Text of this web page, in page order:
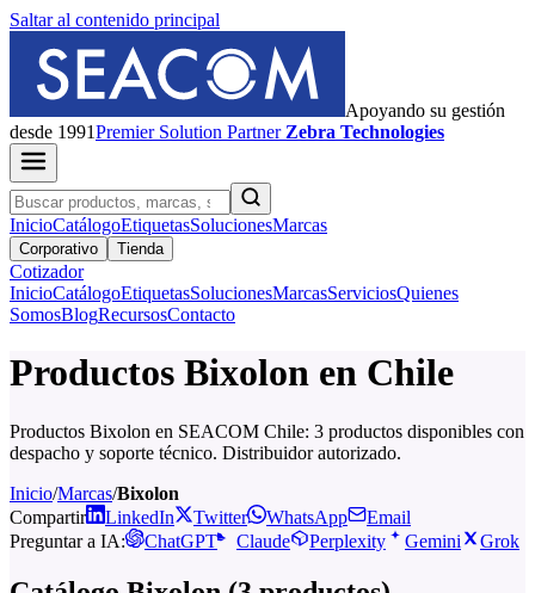
Saltar al contenido principal
Apoyando su gestión
desde 1991PremierSolution Partner Zebra Technologies
InicioCatálogoEtiquetasSolucionesMarcas
Corporativo Tienda
Cotizador
InicioCatálogoEtiquetasSolucionesMarcasServiciosQuienes
SomosBlogRecursosContacto
Productos Bixolon en Chile
Productos Bixolon en SEACOM Chile: 3 productos disponibles con
despacho y soporte técnico. Distribuidor autorizado.
Inicio/Marcas/Bixolon
Compartir
LinkedIn Twitter WhatsApp
Email
Preguntar a IA:
ChatGPT Claude Perplexity Gemini Grok